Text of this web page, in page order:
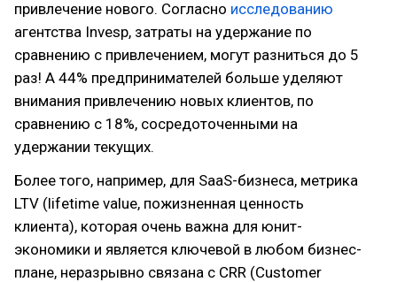
привлечение нового. Согласно исследованию
агентства Invesp, затраты на удержание по
сравнению с привлечением, могут разниться до 5
раз! А 44% предпринимателей больше уделяют
внимания привлечению новых клиентов, по
сравнению с 18%, сосредоточенными на
удержании текущих.
Более того, например, для SaaS-бизнеса, метрика
LTV (lifetime value, пожизненная ценность
клиента), которая очень важна для юнит-
экономики и является ключевой в любом бизнес-
плане, неразрывно связана с CRR (Customer